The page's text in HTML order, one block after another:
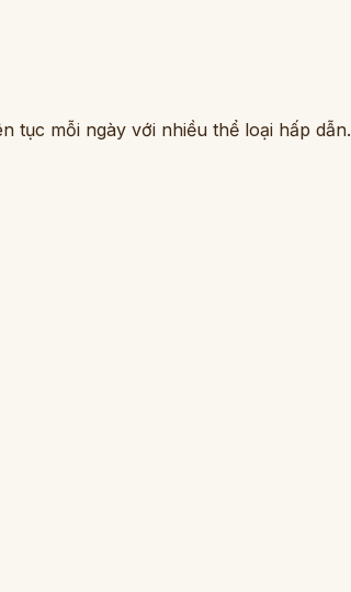
tục mỗi ngày với nhiều thể loại hấp dẫn.